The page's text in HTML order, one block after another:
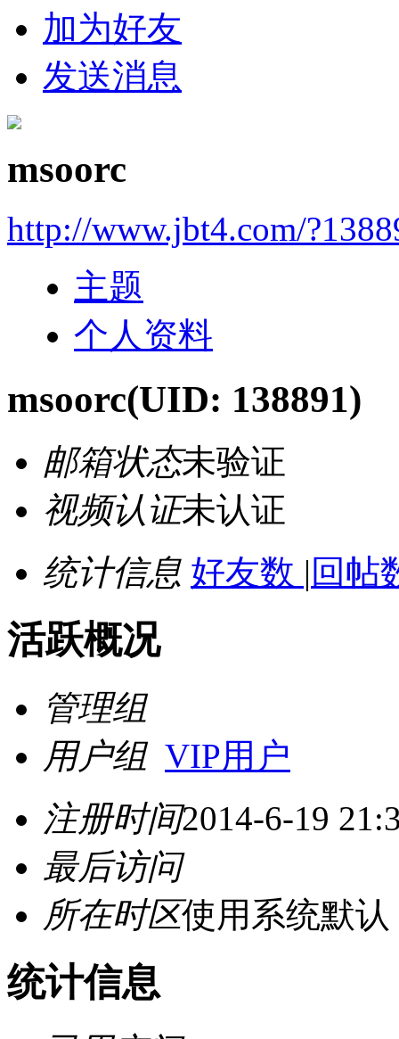
加为好友
发送消息
msoorc
http://www.jbt4.com/
主题
个人资料
msoorc(UID: 138891)
邮箱状态未验证
视频认证未认证
统计信息 好友数 | 回帖
活跃概况
管理组
用户组 VIP用户
注册时间2014-6-19
最后访问
所在时区使用系统默认
统计信息